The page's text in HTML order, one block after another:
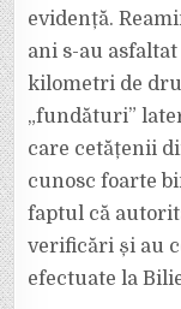
evidență.
ani s-au
kilometri de
„fundături”
care cetățenii
cunosc foarte
faptul că
verificări și au
efectuate la